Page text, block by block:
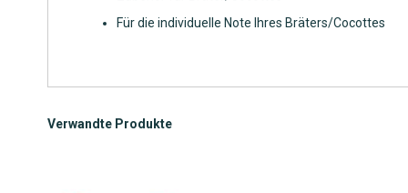
Für die individuelle Note Ihres Bräters/Cocottes
Verwandte Produkte